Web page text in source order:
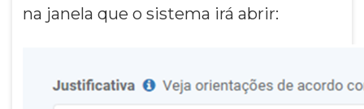
na janela que o sistema irá abrir: